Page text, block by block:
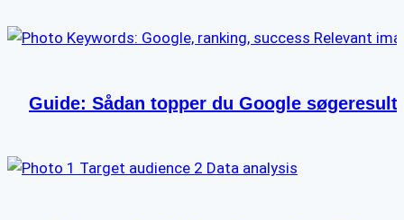
Guide: Sådan topper du Google